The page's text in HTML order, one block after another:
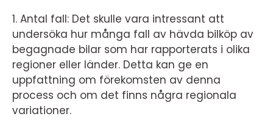
1. Antal fall: Det skulle vara intressant att
undersöka hur många fall av hävda bilköp av
begagnade bilar som har rapporterats i olika
regioner eller länder. Detta kan ge en
uppfattning om förekomsten av denna
process och om det finns några regionala
variationer.